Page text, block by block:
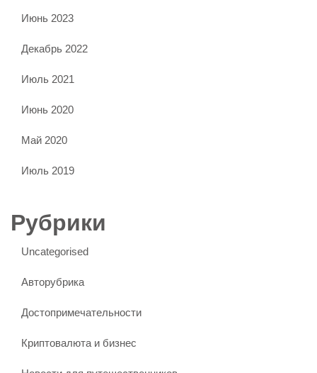
Июнь 2023
Декабрь 2022
Июль 2021
Июнь 2020
Май 2020
Июль 2019
Рубрики
Uncategorised
Авторубрика
Достопримечательности
Криптовалюта и бизнес